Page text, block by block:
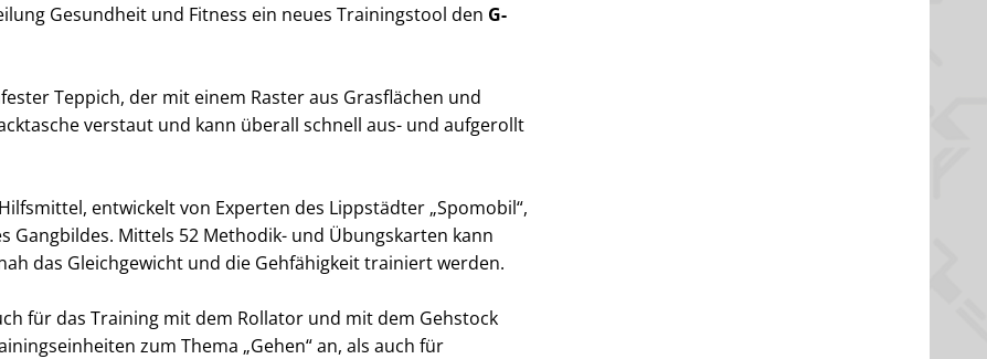
Gesundheit und Fitness ein neues Trainingstool den G-
Teppich, der mit einem Raster aus Grasflächen und
verstaut und kann überall schnell aus- und aufgerollt
entwickelt von Experten des Lippstädter „Spomobil“,
Gangbildes. Mittels 52 Methodik- und Übungskarten kann
das Gleichgewicht und die Gehfähigkeit trainiert werden.
für das Training mit dem Rollator und mit dem Gehstock
zum Thema „Gehen“ an, als auch für